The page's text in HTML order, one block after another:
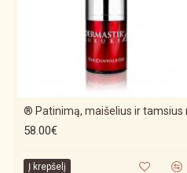
58.00€
Į krepšelį